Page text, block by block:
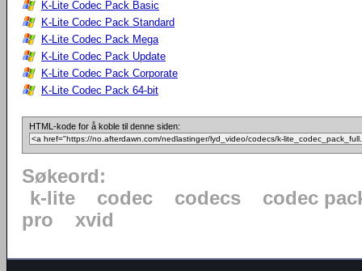
K-Lite Codec Pack Basic
K-Lite Codec Pack Standard
K-Lite Codec Pack Mega
K-Lite Codec Pack Update
K-Lite Codec Pack Corporate
K-Lite Codec Pack 64-bit
HTML-kode for å koble til denne siden:
Søkeord:
k-lite
codec codecs
codec
pro
xvid